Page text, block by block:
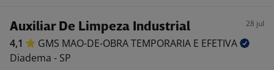
Auxiliar De Limpeza Industrial 28 jul
4,1 GMS MAO-DE-OBRA TEMPORARIA E EFETIVA
Diadema - SP